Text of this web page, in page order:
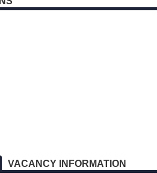
VACANCY INFORMATION